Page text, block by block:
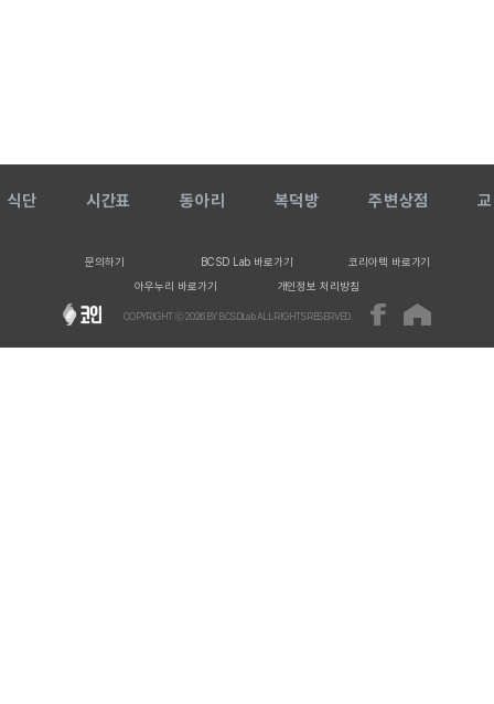
식단 시간표 동아리 복덕방 주변상점
문의하기 BCSD Lab 바로가기
코리아텍 바로가기
아우누리 바로가기
개인정보 처리방침
COPYRIGHT ⓒ2026BY BCSDLab ALL RIGHTS RESERVED.